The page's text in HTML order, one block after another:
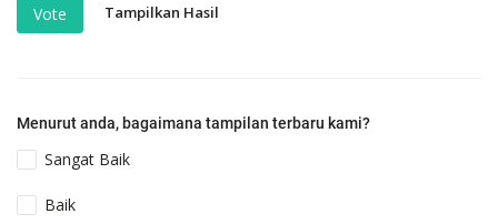
Vote Tampilkan Hasil
Menurut anda, bagaimana tampilan terbaru kami?
Sangat Baik
Baik